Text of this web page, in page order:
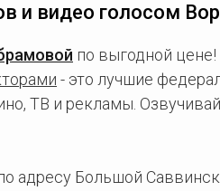
и видео голосом
по выгодной
- это лучшие
ТВ и рекламы.
адресу Большой